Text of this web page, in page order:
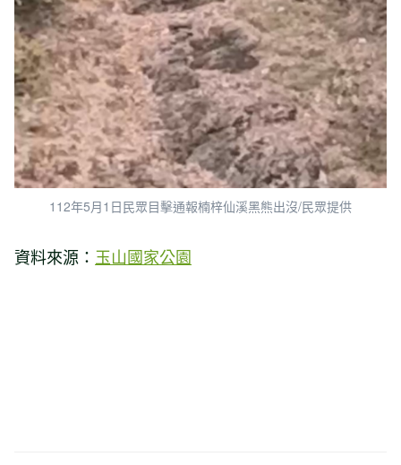
112年5月1日民眾目擊通報楠梓仙溪黑熊出沒/民眾提供
資料來源： 玉山國家公園